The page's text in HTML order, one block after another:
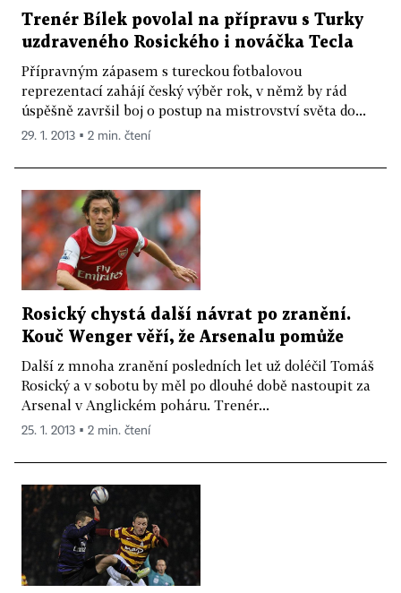
Trenér Bílek povolal na přípravu s Turky
uzdraveného Rosického i nováčka Tecla
Přípravným zápasem s tureckou fotbalovou
reprezentací zahájí český výběr rok, v němž by rád
úspěšně završil boj o postup na mistrovství světa do...
29. 1. 2013 ▪ 2 min. čtení
Rosický chystá další návrat po zranění.
Kouč Wenger věří, že Arsenalu pomůže
Další z mnoha zranění posledních let už doléčil Tomáš
Rosický a v sobotu by měl po dlouhé době nastoupit za
Arsenal v Anglickém poháru. Trenér...
25. 1. 2013 ▪ 2 min. čtení